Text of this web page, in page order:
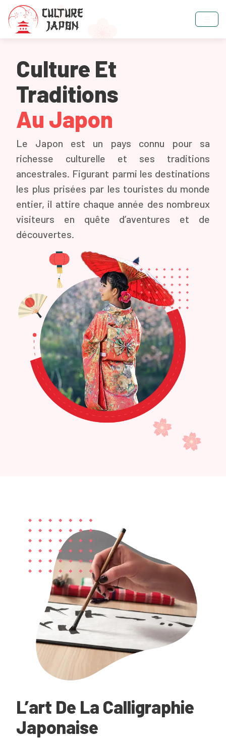
Culture Et
Traditions
Au Japon
Le Japon est un pays connu pour sa
richesse culturelle et ses traditions
ancestrales. Figurant parmi les destinations
les plus prisées par les touristes du monde
entier, il attire chaque année des nombreux
visiteurs en quête d’aventures et de
découvertes.
L’art De La Calligraphie
Japonaise